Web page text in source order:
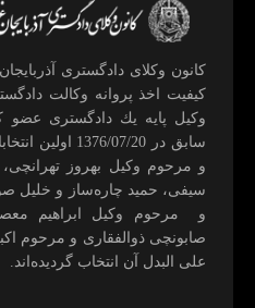
كانون وكلای دادگستری
وكيل پايه يك دادگستری عضو
سابق در 1376/
و مرحوم وکیل بهروز
سيفی، حميد چاره‌ساز و خليل
و مرحوم وکیل ابراهيم
صابونچی ذوالفقاری و مرحوم
علی البدل آن انتخاب گرديده‌اند.